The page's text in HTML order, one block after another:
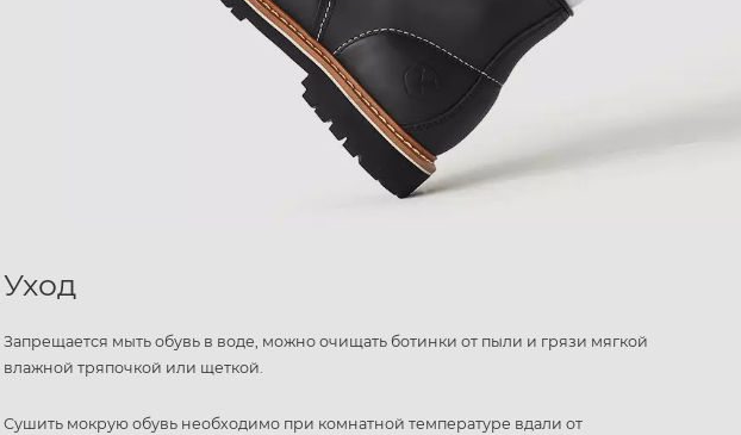
Уход
Запрещается мыть обувь в воде, можно очищать ботинки от пыли и грязи мягкой
влажной тряпочкой или щеткой.
Сушить мокрую обувь необходимо при комнатной температуре вдали от